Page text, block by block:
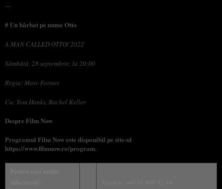
---
# Un bărbat pe nume Otto
A MAN CALLED OTTO/ 2022
Sâmbătă, 28 septembrie, la 20:00
Regia: Marc Forster
Cu: Tom Hanks, Rachel Keller
Despre Film Now
Programul Film Now este disponibil pe site-ul
https://www.filmnow.ro/program.